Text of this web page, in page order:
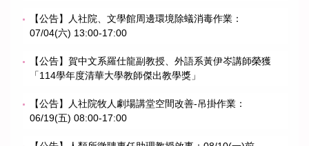
【公告】人社院、文學館周邊環境除蟻消毒作業：
07/04(六) 13:00-17:00
【公告】賀中文系羅仕龍副教授、外語系黃伊岑講師榮獲
「114學年度清華大學教師傑出教學獎」
【公告】人社院牧人劇場講堂空間改善-吊掛作業：
06/19(五) 08:00-17:00